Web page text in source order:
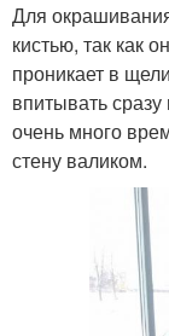
Для
кистью, так как
проникает в
впитывать сразу
очень много
стену валиком.